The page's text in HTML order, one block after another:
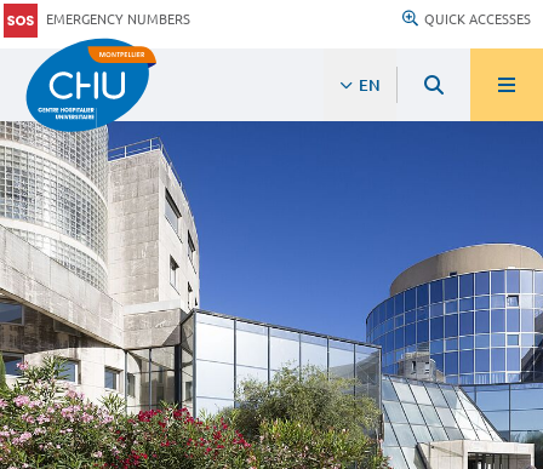
EMERGENCY NUMBERS QUICK ACCESSES
EN